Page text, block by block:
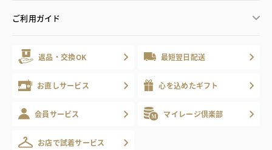
ご利用ガイド
返品・交換OK 最短翌日配送
お直しサービス 心を込めたギフト
会員サービス マイレージ倶楽部
お店で試着サービス